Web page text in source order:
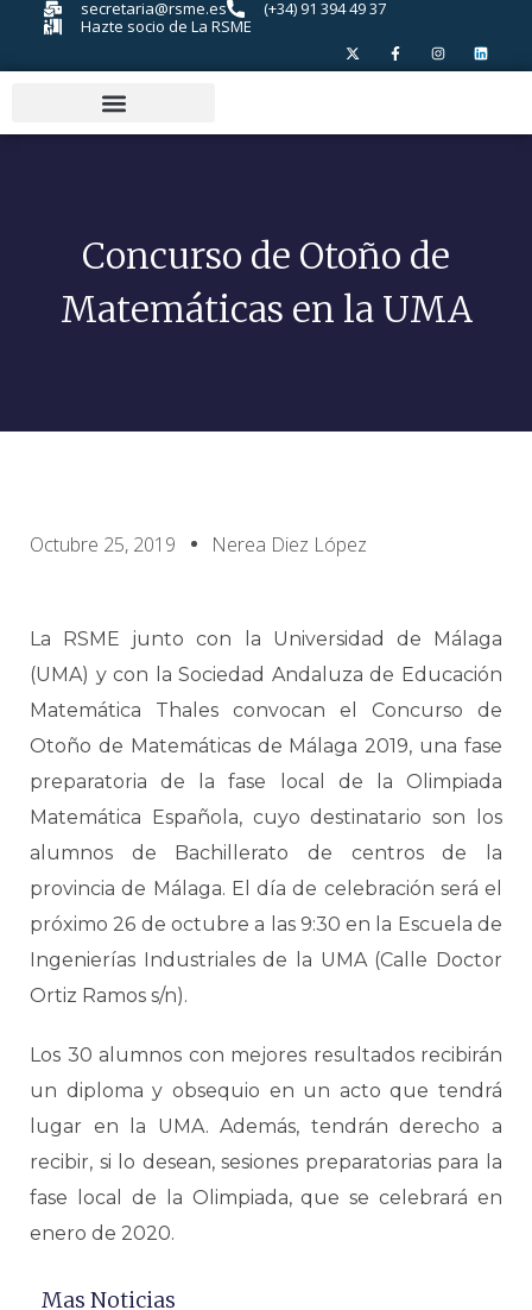
secretaria@rsme.es
(+34) 91 394 49 37
Hazte socio de La RSME
Concurso de Otoño de
Matemáticas en la UMA
Octubre 25, 2019 Nerea Diez López
La RSME junto con la Universidad de Málaga
(UMA) y con la Sociedad Andaluza de Educación
Matemática Thales convocan el Concurso de
Otoño de Matemáticas de Málaga 2019, una fase
preparatoria de la fase local de la Olimpiada
Matemática Española, cuyo destinatario son los
alumnos de Bachillerato de centros de la
provincia de Málaga. El día de celebración será el
próximo 26 de octubre a las 9:30 en la Escuela de
Ingenierías Industriales de la UMA (Calle Doctor
Ortiz Ramos s/n).
Los 30 alumnos con mejores resultados recibirán
un diploma y obsequio en un acto que tendrá
lugar en la UMA. Además, tendrán derecho a
recibir, si lo desean, sesiones preparatorias para la
fase local de la Olimpiada, que se celebrará en
enero de 2020.
Mas Noticias